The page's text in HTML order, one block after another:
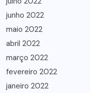
junho 2022
maio 2022
abril 2022
março 2022
fevereiro 2022
janeiro 2022